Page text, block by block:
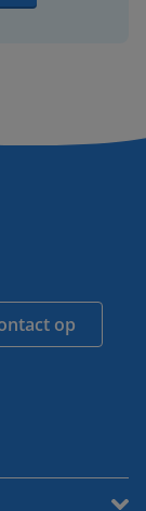
op